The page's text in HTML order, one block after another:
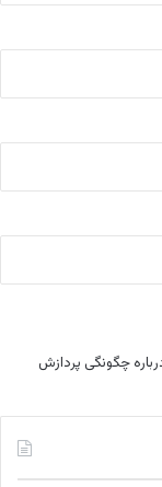
چگونگی پردازش